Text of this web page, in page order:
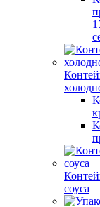
соуса